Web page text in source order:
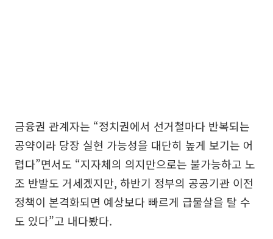
금융권 관계자는 “정치권에서 선거철마다 반복되는
공약이라 당장 실현 가능성을 대단히 높게 보기는 어
렵다”면서도 “지자체의 의지만으로는 불가능하고 노
조 반발도 거세겠지만, 하반기 정부의 공공기관 이전
정책이 본격화되면 예상보다 빠르게 급물살을 탈 수
도 있다”고 내다봤다.